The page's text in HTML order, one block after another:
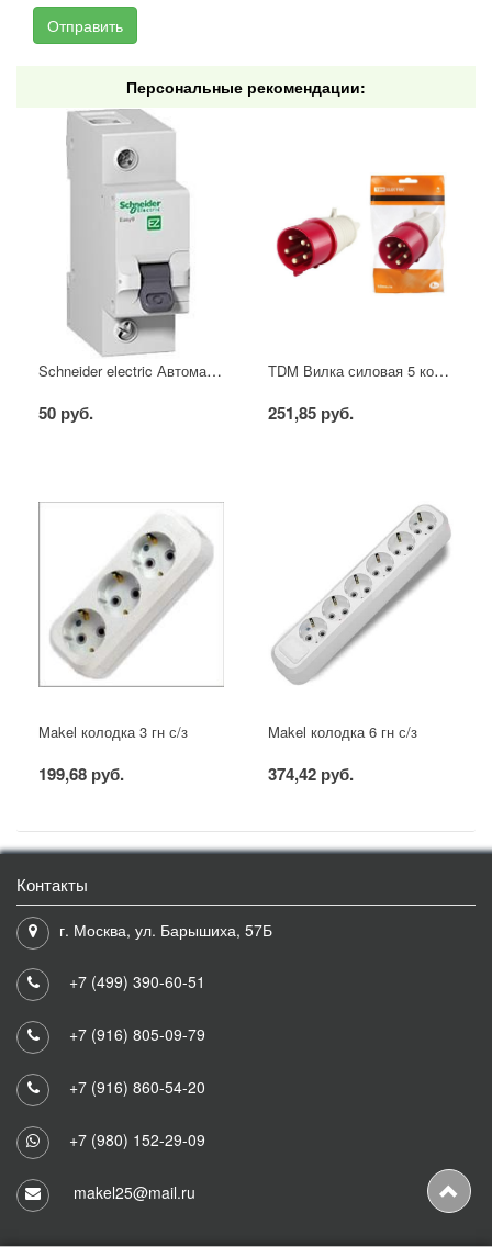
Персональные рекомендации:
Schneider electric Автоматический выключатель 1/40А
50 руб.
TDM Вилка силовая 5 контактов 16А 380В IP44
251,85 руб.
Makel колодка 3 гн с/з
199,68 руб.
Makel колодка 6 гн с/з
374,42 руб.
Контакты
г. Москва, ул. Барышиха, 57Б
+7 (499) 390-60-51
+7 (916) 805-09-79
+7 (916) 860-54-20
+7 (980) 152-29-09
makel25@mail.ru